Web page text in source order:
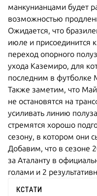
манкунианцами будет
возможностью
Ожидается, что
июле и присоединится
переход опорного
ухода Каземиро, для
последним в футболке
Также заметим, что
не остановятся на
усиливать линию
стремятся хорошо
сезону, в котором они
Добавим, что в сезоне
за Аталанту в
голами и 2
КСТАТИ